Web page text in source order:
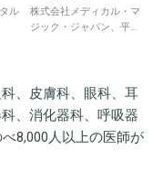
ル
株式会社メディカル・マ
ジック・ジャパン、平野
、皮膚科、眼科、耳
、消化器科、呼吸器
8,000人以上の医師が